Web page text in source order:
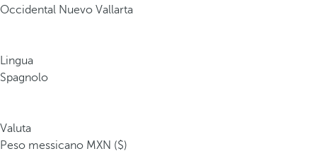
Occidental Nuevo Vallarta
Lingua
Spagnolo
Valuta
Peso messicano MXN ($)